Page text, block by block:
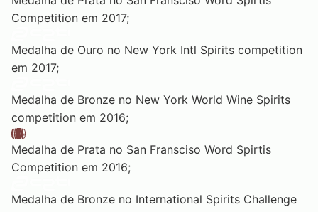
Competition em 2017;
Medalha de Ouro no New York Intl Spirits competition
em 2017;
Medalha de Bronze no New York World Wine Spirits
competition em 2016;
Medalha de Prata no San Fransciso Word Spirtis
Competition em 2016;
Medalha de Bronze no International Spirits Challenge